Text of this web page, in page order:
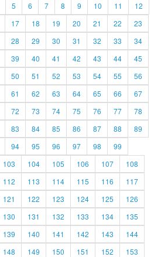
5 6 7 8 9 10 11
12
17 18 19 20 21 22
23
28 29 30 31 32 33
34
39 40 41 42 43 44
45
50 51 52 53 54 55
56
61 62 63 64 65 66
67
72 73 74 75 76 77
78
83 84 85 86 87 88
89
94 95 96 97 98
99
103 104 105 106 107
108
112 113 114 115 116
117
121 122 123 124 125
126
130 131 132 133 134
135
139 140 141 142 143
144
148 149 150 151 152
153